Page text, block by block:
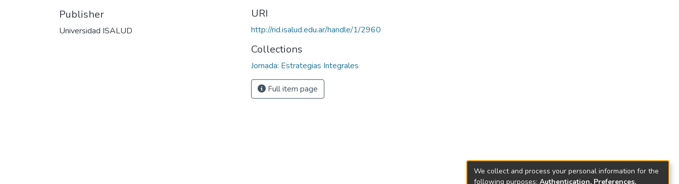
Publisher
Universidad ISALUD
URI
http://rid.isalud.edu.ar/handle/1/2960
Collections
Jornada: Estrategias Integrales
Full item page
We collect and process your personal information for the
following purposes: Authentication, Preferences,